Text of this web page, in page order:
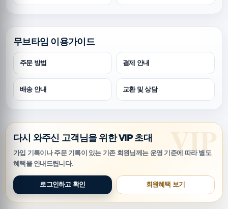
무브타임 이용가이드
주문 방법 결제 안내
배송 안내 교환 및 상담
다시 와주신 고객님을 위한 VIP 초대
가입 기록이나 주문 기록이 있는 기존 회원님께는 운영 기준에 따라 별도
혜택을 안내드립니다.
로그인하고 확인 회원혜택 보기